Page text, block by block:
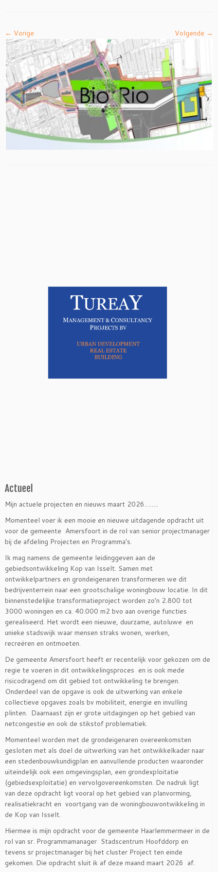
← Vorige Volgende →
Actueel
Mijn actuele projecten en nieuws maart 2026……..
Momenteel voer ik een mooie en nieuwe uitdagende opdracht uit
voor de gemeente Amersfoort in de rol van senior projectmanager
bij de afdeling Projecten en Programma’s.
Ik mag namens de gemeente leidinggeven aan de
gebiedsontwikkeling Kop van Isselt. Samen met
ontwikkelpartners en grondeigenaren transformeren we dit
bedrijventerrein naar een grootschalige woningbouw locatie. In dit
binnenstedelijke transformatieproject worden zo’n 2.800 tot
3000 woningen en ca. 40.000 m2 bvo aan overige functies
gerealiseerd. Het wordt een nieuwe, duurzame, autoluwe en
unieke stadswijk waar mensen straks wonen, werken,
recreëren en ontmoeten.
De gemeente Amersfoort heeft er recentelijk voor gekozen om de
regie te voeren in dit ontwikkelingsproces en is ook mede
risicodragend om dit gebied tot ontwikkeling te brengen.
Onderdeel van de opgave is ook de uitwerking van enkele
collectieve opgaves zoals bv mobiliteit, energie en invulling
plinten. Daarnaast zijn er grote uitdagingen op het gebied van
netcongestie en ook de stikstof problematiek.
Momenteel worden met de grondeigenaren overeenkomsten
gesloten met als doel de uitwerking van het ontwikkelkader naar
een stedenbouwkundigplan en aanvullende producten waaronder
uiteindelijk ook een omgevingsplan, een grondexploitatie
(gebiedsexploitatie) en vervolgovereenkomsten. De nadruk ligt
van deze opdracht ligt vooral op het gebied van planvorming,
realisatiekracht en voortgang van de woningbouwontwikkeling in
de Kop van Isselt.
Hiermee is mijn opdracht voor de gemeente Haarlemmermeer in de
rol van sr. Programmamanager Stadscentrum Hoofddorp en
tevens sr projectmanager bij het cluster Project ten einde
gekomen. Die opdracht sluit ik af deze maand maart 2026 af.